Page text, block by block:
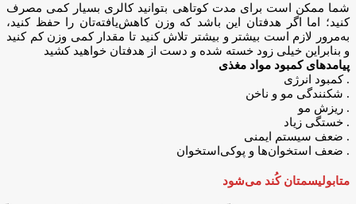
شما ممکن است برای مدت کوتاهی بتوانید کالری بسیار کمی مصرف
کنید؛ اما اگر هدفتان این باشد که وزن کاهش‌یافته‌تان را حفظ کنید،
به‌مرور لازم است بیشتر و بیشتر تلاش کنید تا مقدار کمی وزن کم کنید
و بنابراین خیلی زود خسته شده و دست از هدفتان خواهید کشید
پیامدهای کمبود مواد مغذی
. کمبود انرژی
. شکنندگی مو و ناخن
. ریزش مو
. خستگی زیاد
. ضعف سیستم ایمنی
. ضعف استخوان‌ها و پوکی‌استخوان
متابولیسمتان کُند می‌شود